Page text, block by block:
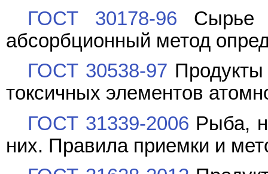
ГОСТ 30178-96 Сырье
абсорбционный метод
ГОСТ 30538-97
токсичных элементов
ГОСТ 31339-2006 Рыба,
них. Правила приемки и